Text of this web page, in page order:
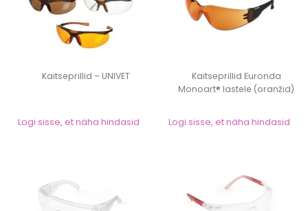
Kaitseprillid – UNIVET
Logi sisse, et näha hindasid
Kaitseprillid Euronda
Monoart® lastele (oranžid)
Logi sisse, et näha hindasid